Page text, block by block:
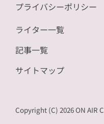
プライバシーポリシー
ライター一覧
記事一覧
サイトマップ
Copyright (C) 2026 ON AIR